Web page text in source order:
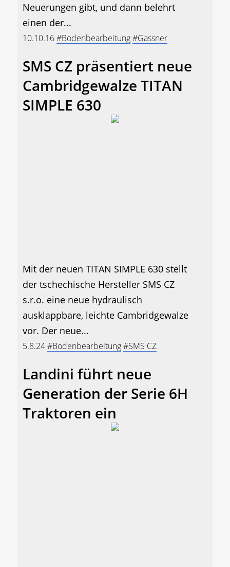
Neuerungen gibt, und dann belehrt
einen der...
10.10.16#Bodenbearbeitung#Gassner
SMS CZ präsentiert neue
Cambridgewalze TITAN
SIMPLE 630
Mit der neuen TITAN SIMPLE 630 stellt
der tschechische Hersteller SMS CZ
s.r.o. eine neue hydraulisch
ausklappbare, leichte Cambridgewalze
vor. Der neue...
5.8.24#Bodenbearbeitung#SMS CZ
Landini führt neue
Generation der Serie 6H
Traktoren ein